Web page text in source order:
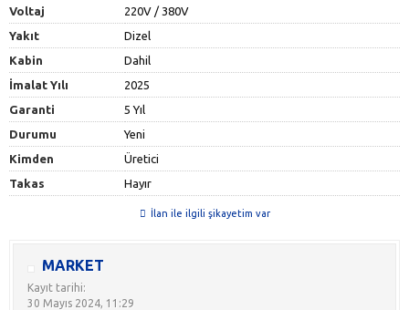
Voltaj
220V / 380V
Yakıt
Dizel
Kabin
Dahil
İmalat Yılı
2025
Garanti
5 Yıl
Durumu
Yeni
Kimden
Üretici
Takas
Hayır
İlan ile ilgili şikayetim var
MARKET
Kayıt tarihi:
30 Mayıs 2024, 11:29